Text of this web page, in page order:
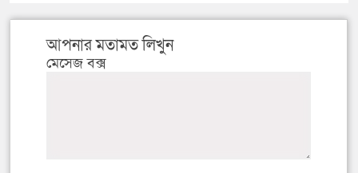
আপনার মতামত লিখুন
মেসেজ বক্স